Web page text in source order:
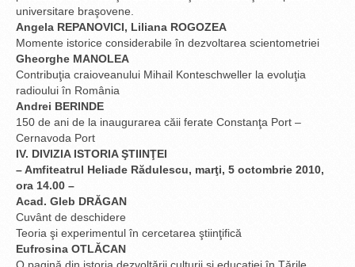
universitare braşovene.
Angela REPANOVICI, Liliana ROGOZEA
Momente istorice considerabile în dezvoltarea scientometriei
Gheorghe MANOLEA
Contribuţia craioveanului Mihail Konteschweller la evoluţia
radioului în România
Andrei BERINDE
150 de ani de la inaugurarea căii ferate Constanţa Port –
Cernavoda Port
IV. DIVIZIA ISTORIA ŞTIINŢEI
– Amfiteatrul Heliade Rădulescu, marţi, 5 octombrie 2010,
ora 14.00 –
Acad. Gleb DRĂGAN
Cuvânt de deschidere
Teoria şi experimentul în cercetarea ştiinţifică
Eufrosina OTLĂCAN